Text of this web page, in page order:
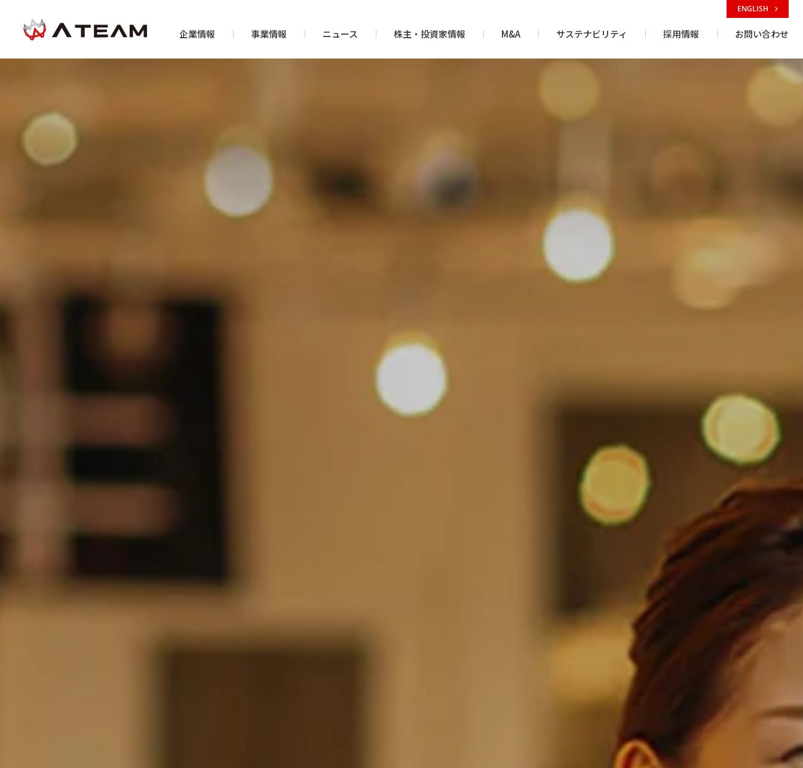
企業情報 事業情報 ニュース 株主・投資家情報 M&A サステナビリティ 採用情報 お問い合わせ
ENGLISH